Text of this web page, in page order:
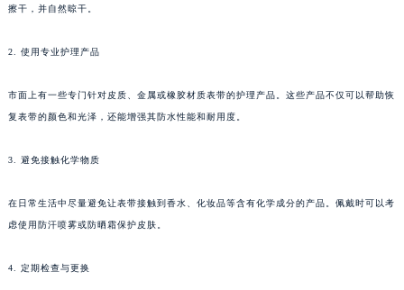
擦干，并自然晾干。
2. 使用专业护理产品
市面上有一些专门针对皮质、金属或橡胶材质表带的护理产品。这些产品不仅可以帮助恢
复表带的颜色和光泽，还能增强其防水性能和耐用度。
3. 避免接触化学物质
在日常生活中尽量避免让表带接触到香水、化妆品等含有化学成分的产品。佩戴时可以考
虑使用防汗喷雾或防晒霜保护皮肤。
4. 定期检查与更换